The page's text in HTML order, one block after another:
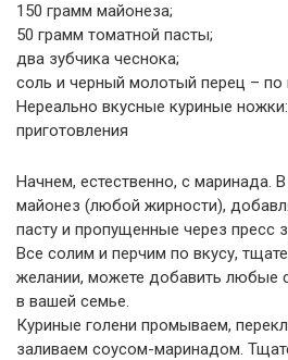
150 грамм майонеза;
50 грамм томатной пасты;
два зубчика чеснока;
соль и черный молотый перец – по
Нереально вкусные куриные
приготовления
Начнем, естественно, с маринада.
майонез (любой жирности),
пасту и пропущенные через пресс
Все солим и перчим по вкусу,
желании, можете добавить любые
в вашей семье.
Куриные голени промываем,
заливаем соусом-маринадом.